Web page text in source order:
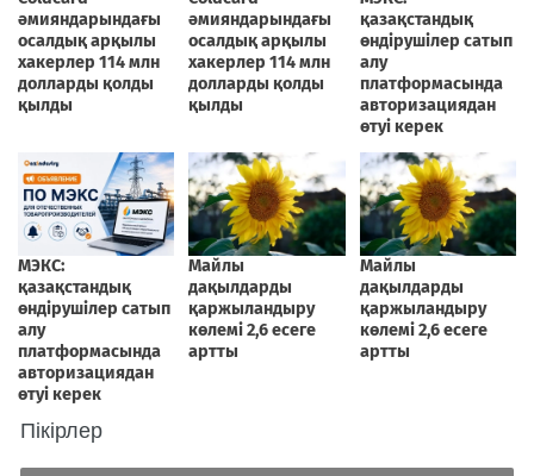
Пікірлер